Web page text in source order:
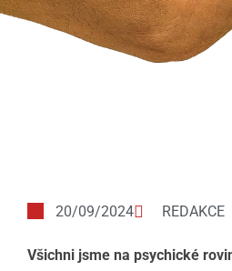
20/09/2024 REDAKCE
Všichni jsme na psychické